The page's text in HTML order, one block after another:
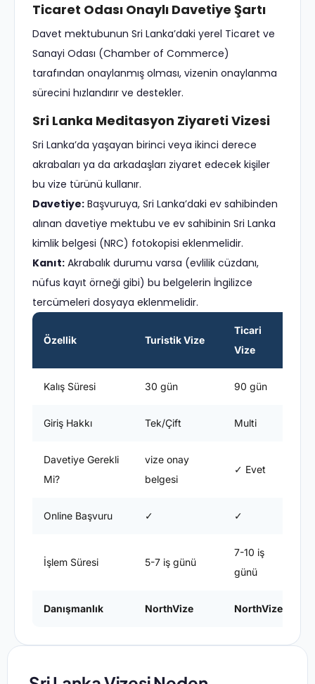
Ticaret Odası Onaylı Davetiye Şartı
Davet mektubunun Sri Lanka’daki yerel Ticaret ve
Sanayi Odası (Chamber of Commerce)
tarafından onaylanmış olması, vizenin onaylanma
sürecini hızlandırır ve destekler.
Sri Lanka Meditasyon Ziyareti Vizesi
Sri Lanka’da yaşayan birinci veya ikinci derece
akrabaları ya da arkadaşları ziyaret edecek kişiler
bu vize türünü kullanır.
Davetiye: Başvuruya, Sri Lanka’daki ev sahibinden
alınan davetiye mektubu ve ev sahibinin Sri Lanka
kimlik belgesi (NRC) fotokopisi eklenmelidir.
Kanıt: Akrabalık durumu varsa (evlilik cüzdanı,
nüfus kayıt örneği gibi) bu belgelerin İngilizce
tercümeleri dosyaya eklenmelidir.
Özellik Turistik Vize
Ticari
Vize
Kalış Süresi 30 gün 90 gün
Giriş Hakkı Tek/Çift Multi
Davetiye Gerekli
Mi?
vize onay
belgesi
✓ Evet
Online Başvuru ✓ ✓
İşlem Süresi 5-7 iş günü
7-10 iş
günü
Danışmanlık NorthVize NorthVize